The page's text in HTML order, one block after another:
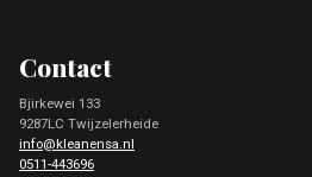
Contact
Bjirkewei 133
9287LC Twijzelerheide
info@kleanensa.nl
0511-443696